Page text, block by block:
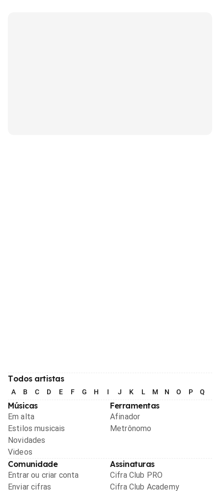
Todos artistas
A B C D E F G H I J K L M N O P Q
Músicas
Em alta
Estilos musicais
Novidades
Videos
Ferramentas
Afinador
Metrônomo
Comunidade
Entrar ou criar conta
Enviar cifras
Assinaturas
Cifra Club PRO
Cifra Club Academy